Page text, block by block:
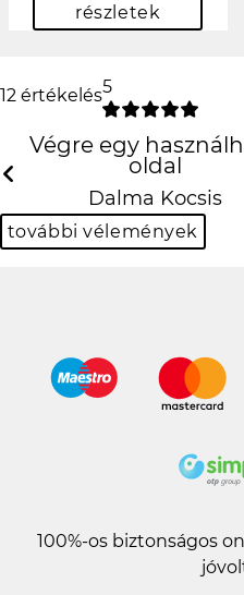
részletek
12 értékelés5
Végre egy
Dalma
Previous
további vélemények
100%-os biztonságos